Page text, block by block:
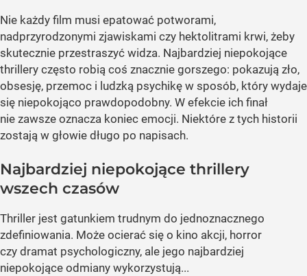
Nie każdy film musi epatować potworami,
nadprzyrodzonymi zjawiskami czy hektolitrami krwi, żeby
skutecznie przestraszyć widza. Najbardziej niepokojące
thrillery często robią coś znacznie gorszego: pokazują zło,
obsesję, przemoc i ludzką psychikę w sposób, który wydaje
się niepokojąco prawdopodobny. W efekcie ich finał
nie zawsze oznacza koniec emocji. Niektóre z tych historii
zostają w głowie długo po napisach.
Najbardziej niepokojące thrillery
wszech czasów
Thriller jest gatunkiem trudnym do jednoznacznego
zdefiniowania. Może ocierać się o kino akcji, horror
czy dramat psychologiczny, ale jego najbardziej
niepokojące odmiany wykorzystują...